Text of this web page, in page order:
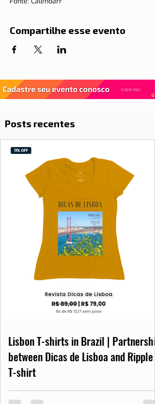
Compartilhe esse evento
Posts recentes
Lisbon T-shirts in Brazil | Partnership
between Dicas de Lisboa and Ripple
T-shirt